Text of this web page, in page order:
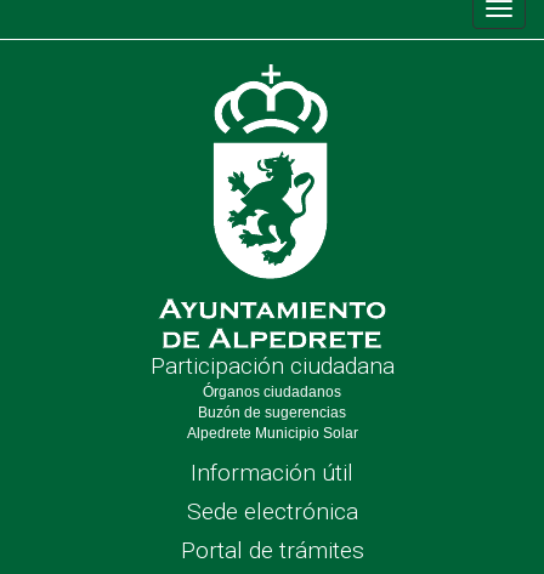
de
Participación ciudadana
Órganos ciudadanos
Buzón de sugerencias
Alpedrete Municipio Solar
Información útil
Sede electrónica
Portal de trámites